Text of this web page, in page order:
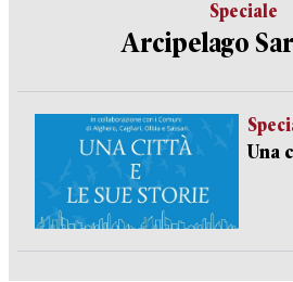
Speciale
Arcipelago
Una